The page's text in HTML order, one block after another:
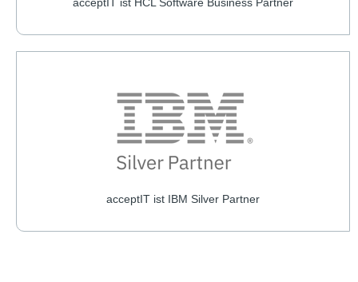
acceptIT ist HCL Software Business Partner
acceptIT ist IBM Silver Partner